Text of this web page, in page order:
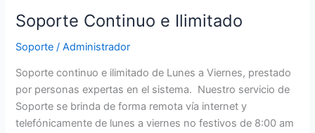
Soporte Continuo e Ilimitado
Soporte /Administrador
Soporte continuo e ilimitado de Lunes a Viernes, prestado
por personas expertas en el sistema. Nuestro servicio de
Soporte se brinda de forma remota vía internet y
telefónicamente de lunes a viernes no festivos de 8:00 am